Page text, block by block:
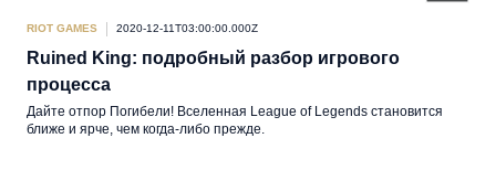
RIOT GAMES 2020-12-11T03:00:00.000Z
Ruined King: подробный разбор игрового
процесса
Дайте отпор Погибели! Вселенная League of Legends становится
ближе и ярче, чем когда-либо прежде.